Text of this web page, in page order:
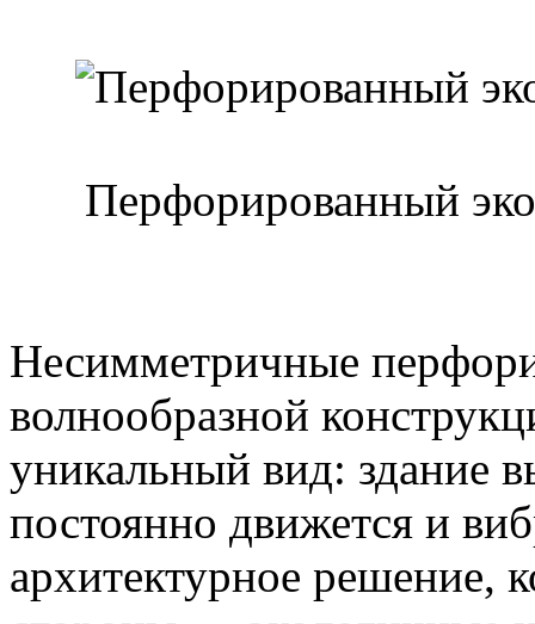
Перфорированный
Несимметричные
волнообразной
уникальный вид: здание
постоянно движется и
архитектурное решение,